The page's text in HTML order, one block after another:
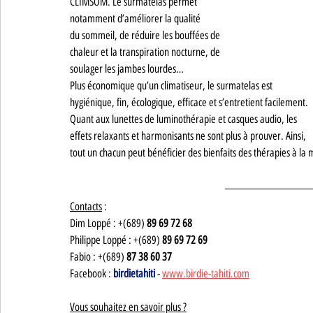
notamment d’améliorer la qualité
du sommeil, de réduire les bouffées de
chaleur et la transpiration nocturne, de
soulager les jambes lourdes…
Plus économique qu’un climatiseur, le surmatelas est
hygiénique, fin, écologique, efficace et s’entretient facilement.
Quant aux lunettes de luminothérapie et casques audio, les
effets relaxants et harmonisants ne sont plus à prouver. Ainsi,
tout un chacun peut bénéficier des bienfaits des thérapies à la
Contacts :
Dim Loppé : +(689) 89 69 72 68
Philippe Loppé : +(689) 89 69 72 69
Fabio : +(689) 87 38 60 37
Facebook : birdietahiti - www.birdie-tahiti.com
Vous souhaitez en savoir plus ?